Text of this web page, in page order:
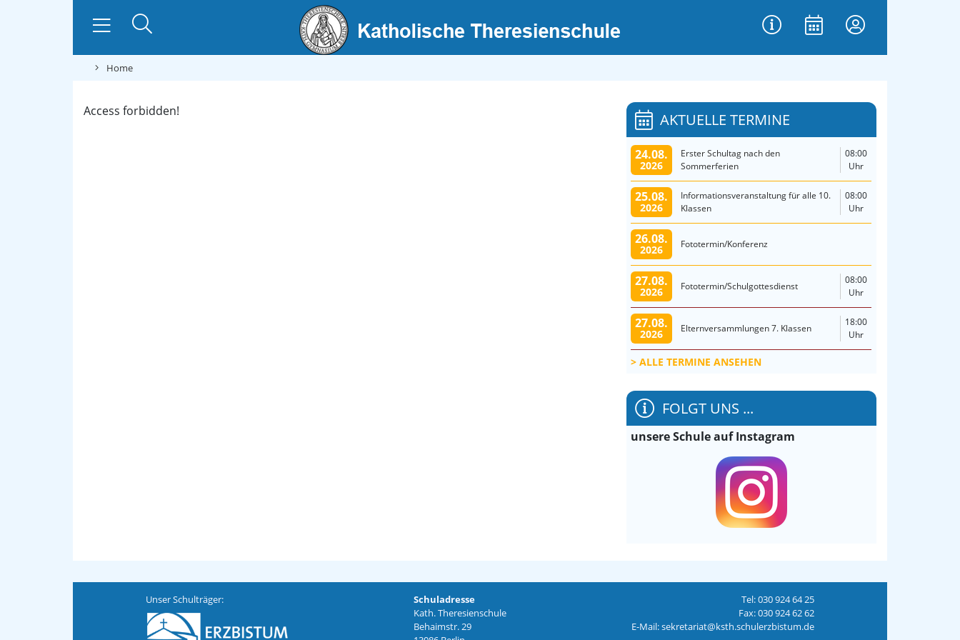
Home
Access forbidden! AKTUELLE TERMINE
24.08.
2026
Erster Schultag nach den
Sommerferien
08:00
Uhr
25.08.
2026
Informationsveranstaltung für alle 10.
Klassen
08:00
Uhr
26.08.
2026 Fototermin/Konferenz
27.08.
2026 Fototermin/Schulgottesdienst
08:00
Uhr
27.08.
2026 Elternversammlungen 7. Klassen
18:00
Uhr
ALLE TERMINE ANSEHEN
FOLGT UNS ...
unsere Schule auf Instagram
Unser Schulträger:
Schuladresse
Kath. Theresienschule
Behaimstr. 29
Tel: 030 924 64 25
Fax: 030 924 62 62
E-Mail: sekretariat@ksth.schulerzbistum.de